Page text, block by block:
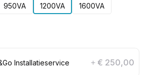
950VA 1200VA
1600VA
Installatieservice + € 250,00